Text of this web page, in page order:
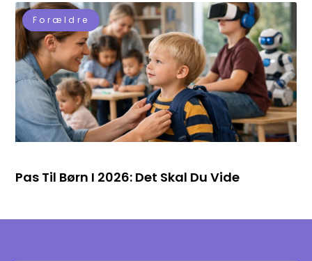
Forældre
Pas Til Børn I 2026: Det Skal Du Vide